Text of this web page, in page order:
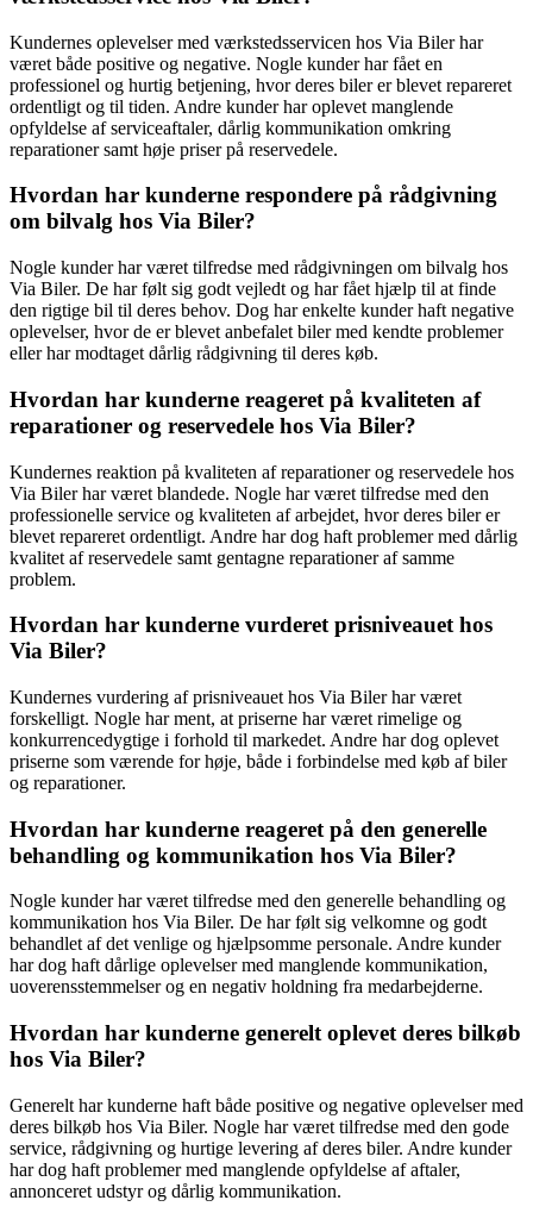
Kundernes oplevelser med værkstedsservicen hos Via Biler har
været både positive og negative. Nogle kunder har fået en
professionel og hurtig betjening, hvor deres biler er blevet repareret
ordentligt og til tiden. Andre kunder har oplevet manglende
opfyldelse af serviceaftaler, dårlig kommunikation omkring
reparationer samt høje priser på reservedele.
Hvordan har kunderne respondere på rådgivning
om bilvalg hos Via Biler?
Nogle kunder har været tilfredse med rådgivningen om bilvalg hos
Via Biler. De har følt sig godt vejledt og har fået hjælp til at finde
den rigtige bil til deres behov. Dog har enkelte kunder haft negative
oplevelser, hvor de er blevet anbefalet biler med kendte problemer
eller har modtaget dårlig rådgivning til deres køb.
Hvordan har kunderne reageret på kvaliteten af
reparationer og reservedele hos Via Biler?
Kundernes reaktion på kvaliteten af reparationer og reservedele hos
Via Biler har været blandede. Nogle har været tilfredse med den
professionelle service og kvaliteten af arbejdet, hvor deres biler er
blevet repareret ordentligt. Andre har dog haft problemer med dårlig
kvalitet af reservedele samt gentagne reparationer af samme
problem.
Hvordan har kunderne vurderet prisniveauet hos
Via Biler?
Kundernes vurdering af prisniveauet hos Via Biler har været
forskelligt. Nogle har ment, at priserne har været rimelige og
konkurrencedygtige i forhold til markedet. Andre har dog oplevet
priserne som værende for høje, både i forbindelse med køb af biler
og reparationer.
Hvordan har kunderne reageret på den generelle
behandling og kommunikation hos Via Biler?
Nogle kunder har været tilfredse med den generelle behandling og
kommunikation hos Via Biler. De har følt sig velkomne og godt
behandlet af det venlige og hjælpsomme personale. Andre kunder
har dog haft dårlige oplevelser med manglende kommunikation,
uoverensstemmelser og en negativ holdning fra medarbejderne.
Hvordan har kunderne generelt oplevet deres bilkøb
hos Via Biler?
Generelt har kunderne haft både positive og negative oplevelser med
deres bilkøb hos Via Biler. Nogle har været tilfredse med den gode
service, rådgivning og hurtige levering af deres biler. Andre kunder
har dog haft problemer med manglende opfyldelse af aftaler,
annonceret udstyr og dårlig kommunikation.